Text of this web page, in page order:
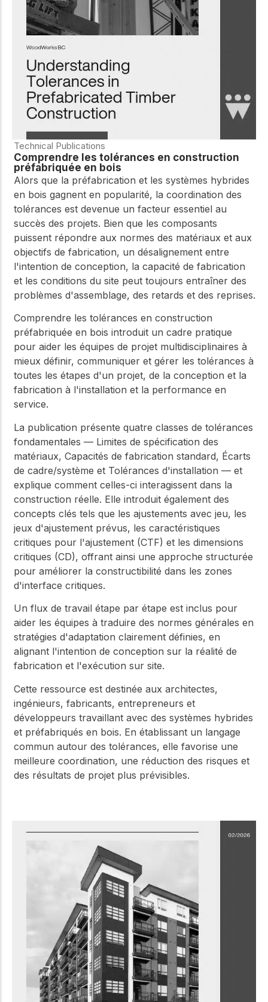
meilleures pratiques.
d'innovation
dans le domaine
du bois
Connectez-vous avec
des professionnels et
l'innovation dans la
construction en bois et
la durabilité.
connectez-vous pour
obtenir du support
technique, des conseils
des ressources pratiques
Technical Publications
Comprendre les tolérances en construction
préfabriquée en bois
Alors que la préfabrication et les systèmes hybrides
en bois gagnent en popularité, la coordination des
tolérances est devenue un facteur essentiel au
succès des projets. Bien que les composants
puissent répondre aux normes des matériaux et aux
objectifs de fabrication, un désalignement entre
l'intention de conception, la capacité de fabrication
et les conditions du site peut toujours entraîner des
problèmes d'assemblage, des retards et des reprises.
Comprendre les tolérances en construction
préfabriquée en bois introduit un cadre pratique
pour aider les équipes de projet multidisciplinaires à
mieux définir, communiquer et gérer les tolérances à
toutes les étapes d'un projet, de la conception et la
fabrication à l'installation et la performance en
service.
La publication présente quatre classes de tolérances
fondamentales — Limites de spécification des
matériaux, Capacités de fabrication standard, Écarts
de cadre/système et Tolérances d'installation — et
explique comment celles-ci interagissent dans la
construction réelle. Elle introduit également des
concepts clés tels que les ajustements avec jeu, les
jeux d'ajustement prévus, les caractéristiques
critiques pour l'ajustement (CTF) et les dimensions
critiques (CD), offrant ainsi une approche structurée
pour améliorer la constructibilité dans les zones
d'interface critiques.
Un flux de travail étape par étape est inclus pour
aider les équipes à traduire des normes générales en
stratégies d'adaptation clairement définies, en
alignant l'intention de conception sur la réalité de
fabrication et l'exécution sur site.
Cette ressource est destinée aux architectes,
ingénieurs, fabricants, entrepreneurs et
développeurs travaillant avec des systèmes hybrides
et préfabriqués en bois. En établissant un langage
commun autour des tolérances, elle favorise une
meilleure coordination, une réduction des risques et
des résultats de projet plus prévisibles.